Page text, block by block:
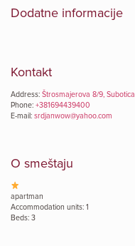
Dodatne informacije
Kontakt
Address: Štrosmajerova 8/9, Subotica
Phone: +381694439400
E-mail: srdjanwow@yahoo.com
O smeštaju
apartman
Accommodation units: 1
Beds: 3